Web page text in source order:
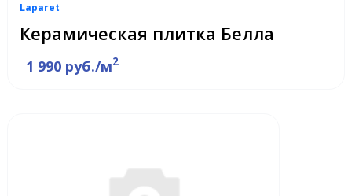
Laparet
Керамическая плитка Белла
1 990 руб./м2